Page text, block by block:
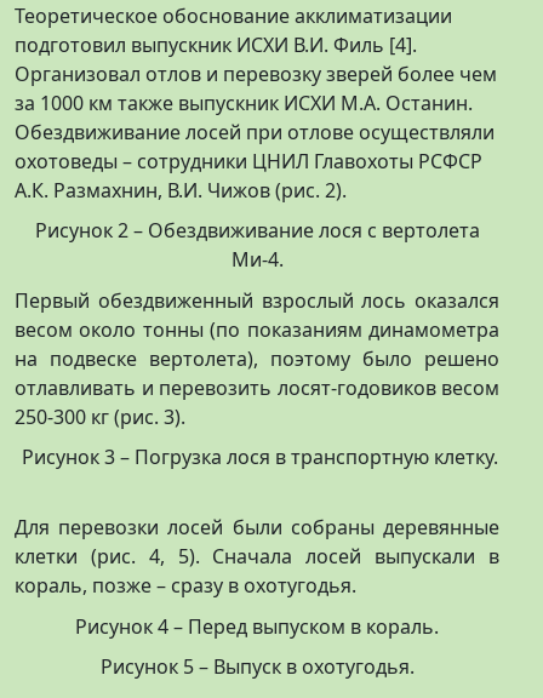
Теоретическое обоснование акклиматизации
подготовил выпускник ИСХИ В.И. Филь [4].
Организовал отлов и перевозку зверей более чем
за 1000 км также выпускник ИСХИ М.А. Останин.
Обездвиживание лосей при отлове осуществляли
охотоведы – сотрудники ЦНИЛ Главохоты РСФСР
А.К. Размахнин, В.И. Чижов (рис. 2).
Рисунок 2 – Обездвиживание лося с вертолета
Ми-4.
Первый обездвиженный взрослый лось оказался
весом около тонны (по показаниям динамометра
на подвеске вертолета), поэтому было решено
отлавливать и перевозить лосят-годовиков весом
250-300 кг (рис. 3).
Рисунок 3 – Погрузка лося в транспортную клетку.
Для перевозки лосей были собраны деревянные
клетки (рис. 4, 5). Сначала лосей выпускали в
кораль, позже – сразу в охотугодья.
Рисунок 4 – Перед выпуском в кораль.
Рисунок 5 – Выпуск в охотугодья.